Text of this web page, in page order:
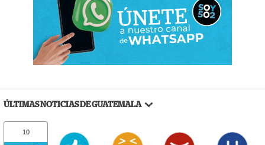
ÚLTIMAS NOTICIAS DE GUATEMALA
10